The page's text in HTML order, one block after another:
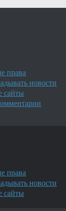
права
новости
сайты
права
новости
сайты